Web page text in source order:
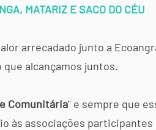
MATARIZ E SACO DO CÉU
arrecadado junto a
alcançamos juntos.
Comunitária" e sempre que
às associações